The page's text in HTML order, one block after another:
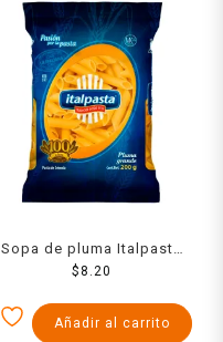
Sopa de pluma Italpasta
grande 200 g
$ 8.20
Añadir al carrito